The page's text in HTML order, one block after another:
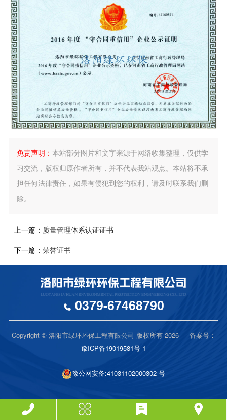
免责声明： 本站部分图片和文字来源于网络收集整理，仅供学
习交流，版权归原作者所有，并不代表我站观点。本站将不承
担任何法律责任，如果有侵犯到您的权利，请及时联系我们删
除。
上一篇： 质量管理体系认证证书
下一篇： 荣誉证书
0379-67468790
Copyright © 洛阳市绿环环保工程有限公司 版权所有 2026 备案号：
豫ICP备19019581号-1
豫公网安备:41031102000302 号